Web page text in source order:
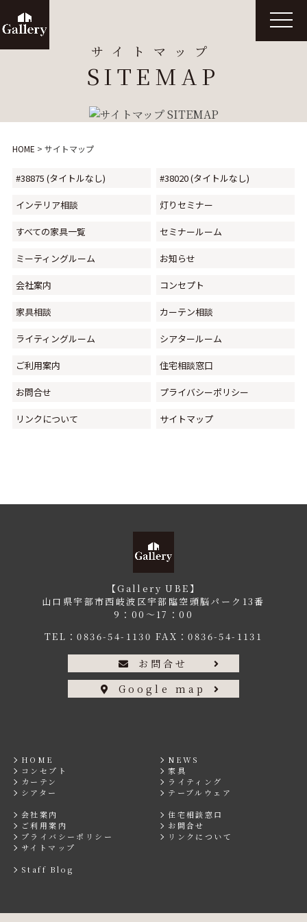
サイトマップ
SITEMAP
t
o
g
HOME > サイトマップ
#38875 (タイトルなし) #38020 (タイトルなし)
インテリア相談 灯りセミナー
すべての家具一覧 セミナールーム
ミーティングルーム お知らせ
会社案内 コンセプト
家具相談 カーテン相談
ライティングルーム シアタールーム
ご利用案内 住宅相談窓口
お問合せ プライバシーポリシー
リンクについて サイトマップ
【Gallery UBE】
山口県宇部市西岐波区宇部臨空頭脳パーク13番
9：00〜17：00
TEL：0836-54-1130 FAX：0836-54-1131
お問合せ
Google map
HOME
NEWS
コンセプト
家具
カーテン
ライティング
シアター
テーブルウェア
会社案内
住宅相談窓口
ご利用案内
お問合せ
プライバシーポリシー
リンクについて
サイトマップ
Staff Blog